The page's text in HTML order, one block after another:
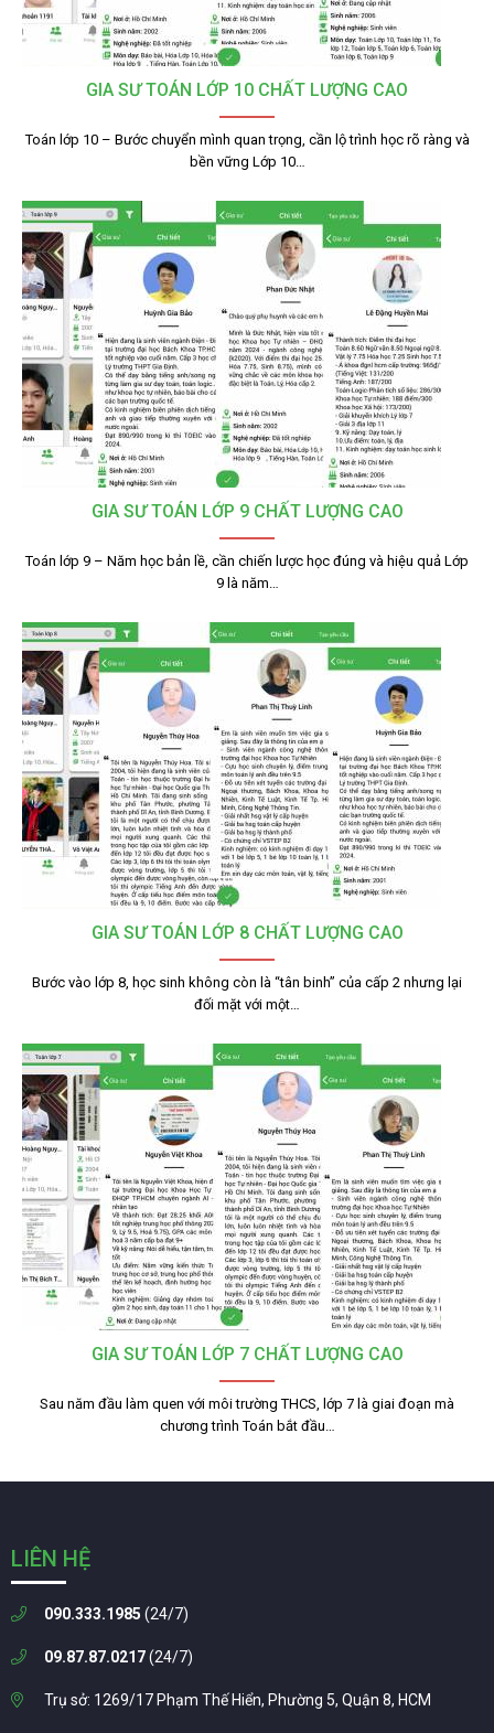
GIA SƯ TOÁN LỚP 10 CHẤT LƯỢNG CAO
Toán lớp 10 – Bước chuyển mình quan trọng, cần lộ trình học rõ ràng và
bền vững Lớp 10…
GIA SƯ TOÁN LỚP 9 CHẤT LƯỢNG CAO
Toán lớp 9 – Năm học bản lề, cần chiến lược học đúng và hiệu quả Lớp
9 là năm…
GIA SƯ TOÁN LỚP 8 CHẤT LƯỢNG CAO
Bước vào lớp 8, học sinh không còn là “tân binh” của cấp 2 nhưng lại
đối mặt với một…
GIA SƯ TOÁN LỚP 7 CHẤT LƯỢNG CAO
Sau năm đầu làm quen với môi trường THCS, lớp 7 là giai đoạn mà
chương trình Toán bắt đầu…
LIÊN HỆ
090.333.1985 (24/7)
09.87.87.0217(24/7)
Trụ sở: 1269/17 Phạm Thế Hiển, Phường 5, Quận 8, HCM